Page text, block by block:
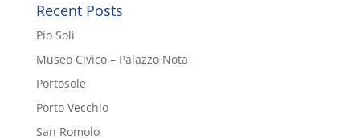
Recent Posts
Pio Soli
Museo Civico – Palazzo Nota
Portosole
Porto Vecchio
San Romolo